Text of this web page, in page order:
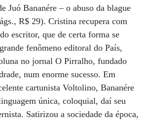
Juó Bananére – o abuso da blague
R$ 29). Cristina recupera com
escritor, que de certa forma se
fenômeno editoral do País,
no jornal O Pirralho, fundado
num enorme sucesso. Em
cartunista Voltolino, Bananére
única, coloquial, daí seu
Satirizou a sociedade da época,